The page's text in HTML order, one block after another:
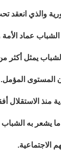
والذي انعقد
عماد الأمة
المستوى المؤمل.
منذ الاستقلال
ما يشعر به
الاجتماعية.